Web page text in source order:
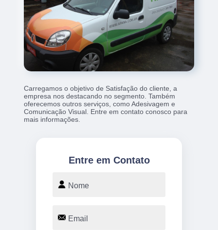
Carregamos o objetivo de Satisfação do cliente, a
empresa nos destacando no segmento. Também
oferecemos outros serviços, como Adesivagem e
Comunicação Visual. Entre em contato conosco para
mais informações.
Entre em Contato